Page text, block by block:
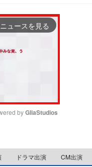
ュースを見る
e
by GliaStudios
ドラマ出演 CM出演